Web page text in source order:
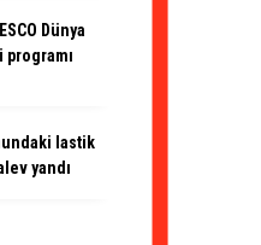
Dünya
programı
lastik
yandı